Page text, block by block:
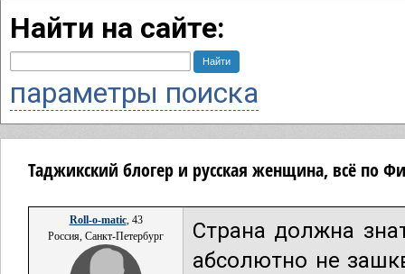
Найти на сайте:
параметры поиска
Таджикский блогер и русская женщина, всё по
Roll-o-matic, 43
Россия, Санкт-Петербург
Страна должна
абсолютно не